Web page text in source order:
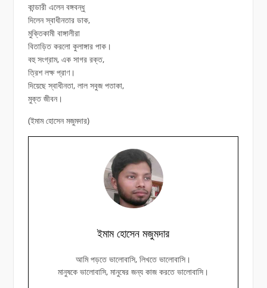
কান্ডারী এলেন বঙ্গবন্ধু
দিলেন স্বাধীনতার ডাক,
মুক্তিকামী বাঙ্গালীরা
বিতাড়িত করলো কুলাঙ্গার পাক।
বহু সংগ্রাম, এক সাগর রক্ত,
ত্রিশ লক্ষ প্রাণ।
দিয়েছে স্বাধীনতা, লাল সবুজ পতাকা,
মুক্ত জীবন।
(ইমাম হোসেন মজুমদার)
ইমাম হোসেন মজুমদার
আমি পড়তে ভালোবাসি, লিখতে ভালোবাসি।
মানুষকে ভালোবাসি, মানুষের জন্য কাজ করতে ভালোবাসি।